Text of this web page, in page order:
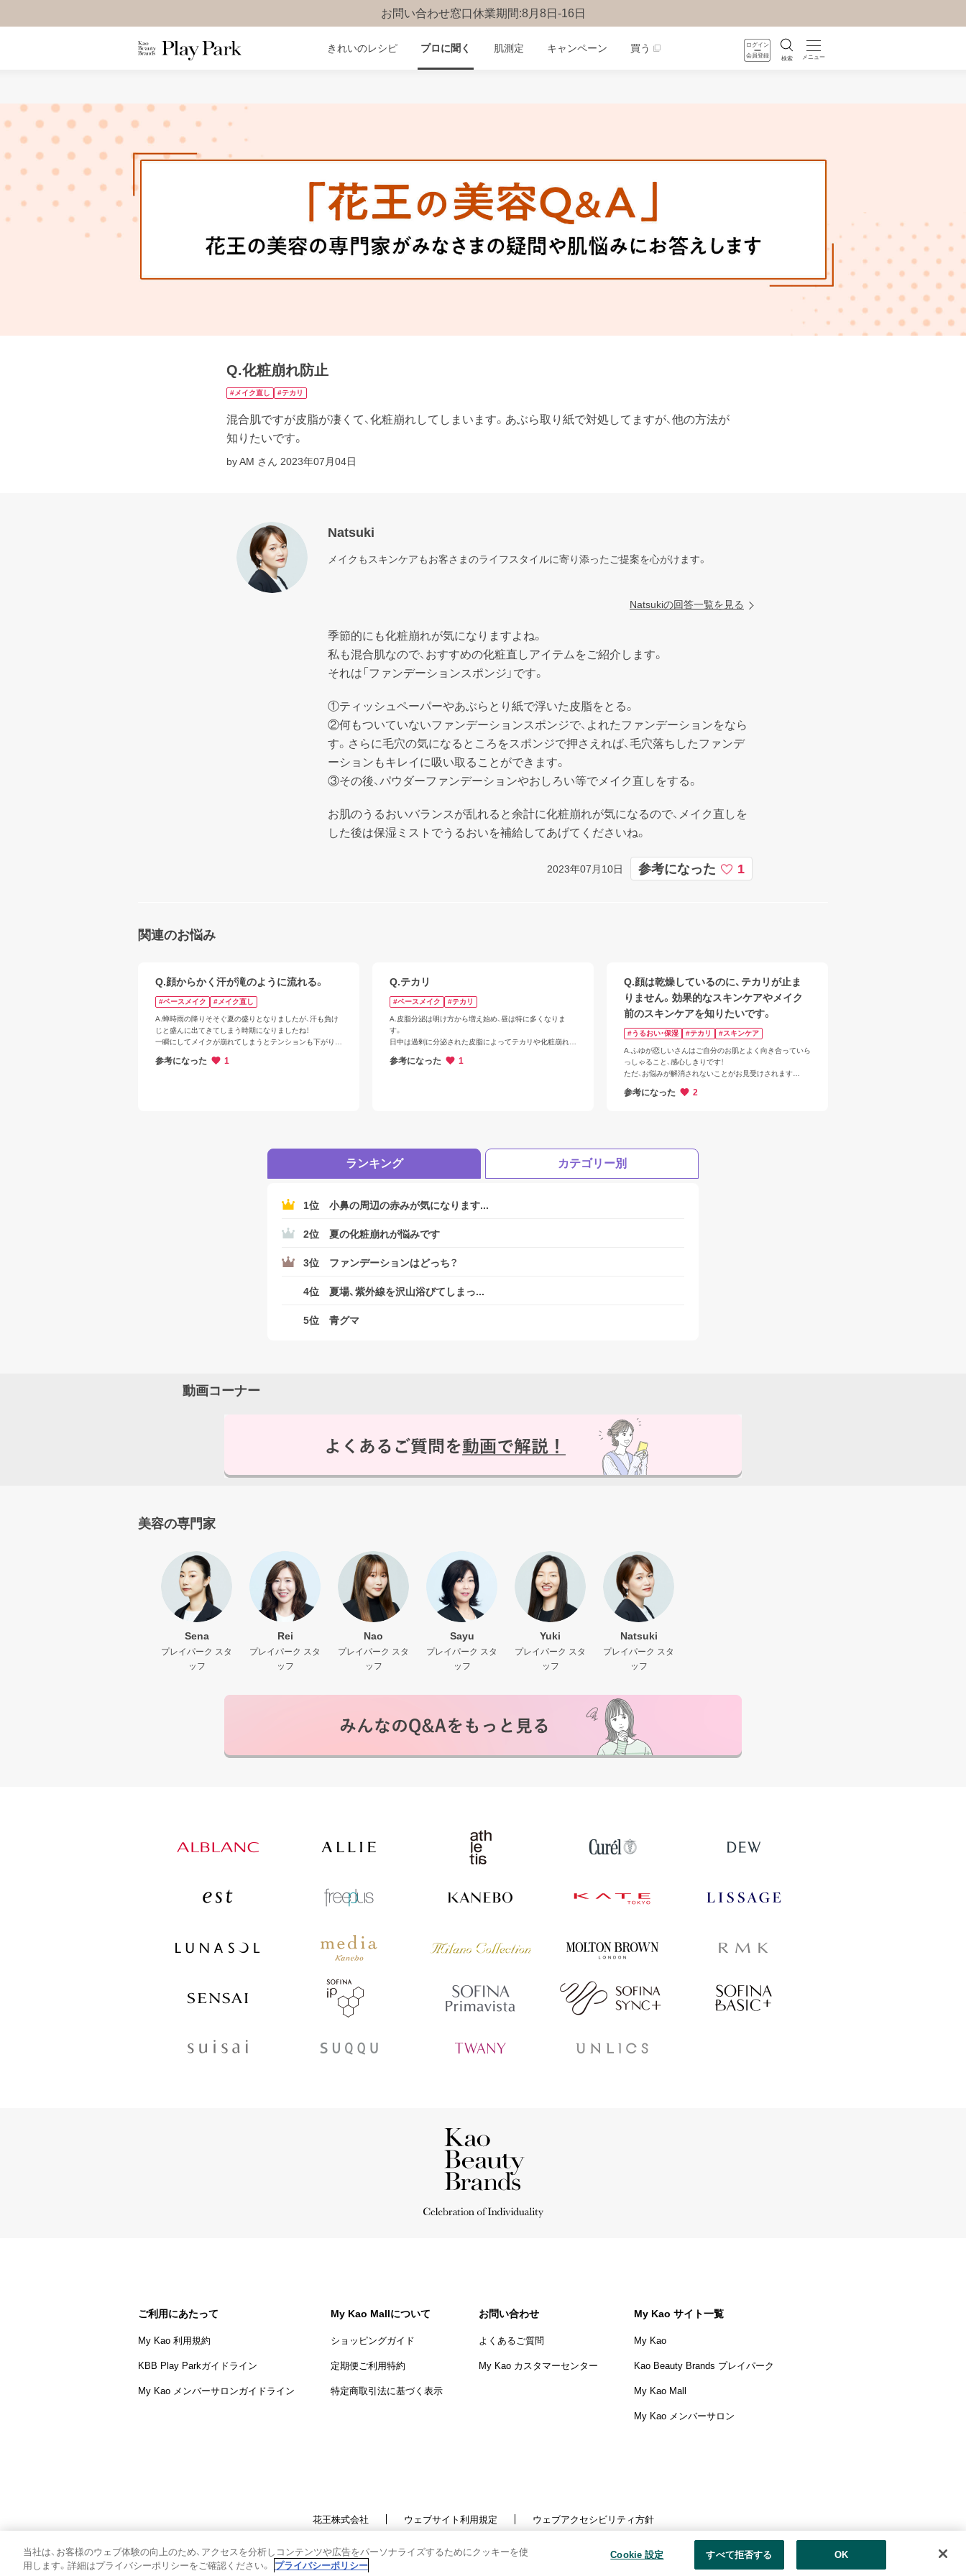
お問い合わせ窓口休業期間:8月8日-16日
ログイン
会員登録
検索 メニュー
きれいのレシピ プロに聞く 肌測定 キャンペーン 買う
ログアウトしますか？
はい
Q.化粧崩れ防止
#メイク直し #テカリ
混合肌ですが皮脂が凄くて、化粧崩れしてしまいます。あぶら取り紙で対処してますが、他の方法が
知りたいです。
by AM さん 2023年07月04日
Natsuki
メイクもスキンケアもお客さまのライフスタイルに寄り添ったご提案を心がけます。
Natsukiの回答一覧を見る
季節的にも化粧崩れが気になりますよね。
私も混合肌なので、おすすめの化粧直しアイテムをご紹介します。
それは「ファンデーションスポンジ」です。
①ティッシュペーパーやあぶらとり紙で浮いた皮脂をとる。
②何もついていないファンデーションスポンジで、よれたファンデーションをなら
す。さらに毛穴の気になるところをスポンジで押さえれば、毛穴落ちしたファンデ
ーションもキレイに吸い取ることができます。
③その後、パウダーファンデーションやおしろい等でメイク直しをする。
お肌のうるおいバランスが乱れると余計に化粧崩れが気になるので、メイク直しを
した後は保湿ミストでうるおいを補給してあげてくださいね。
2023年07月10日 参考になった 1
関連のお悩み
Q.顔からかく汗が滝のように流れる。
#ベースメイク #メイク直し
A.蝉時雨の降りそそぐ夏の盛りとなりましたが、汗も負け
じと盛んに出てきてしまう時期になりましたね！
一瞬にしてメイクが崩れてしまうとテンションも下がりま
朝からさらさら感が持続するベースメイクをご案内します
参考になった 1
Q.テカリ
#ベースメイク #テカリ
A.皮脂分泌は明け方から増え始め、昼は特に多くなりま
す。
日中は過剰に分泌された皮脂によってテカリや化粧崩れが
参考になった 1
Q.顔は乾燥しているのに、テカリが止ま
りません。効果的なスキンケアやメイク
前のスキンケアを知りたいです。
#うるおい・保湿 #テカリ #スキンケア
A.ふゆが恋しいさんはご自分のお肌とよく向き合っていら
っしゃること、感心しきりです！
ただ、お悩みが解消されないことがお見受けされます
改善されないとなりますと、今のお手入れがふゆが恋しい
参考になった 2
ランキング カテゴリー別
1位 小鼻の周辺の赤みが気になります...
2位 夏の化粧崩れが悩みです
3位 ファンデーションはどっち？
4位 夏場、紫外線を沢山浴びてしまっ...
5位 青グマ
動画コーナー
美容の専門家
Sena
プレイパーク スタ
ッフ
Rei
プレイパーク スタ
ッフ
Nao
プレイパーク スタ
ッフ
Sayu
プレイパーク スタ
ッフ
Yuki
プレイパーク スタ
ッフ
Natsuki
プレイパーク スタ
ッフ
悩みを投稿
ご利用にあたって
My Kao 利用規約
KBB Play Parkガイドライン
My Kao メンバーサロンガイドライン
My Kao Mallについて
ショッピングガイド
定期便ご利用特約
特定商取引法に基づく表示
お問い合わせ
よくあるご質問
My Kao カスタマーセンター
My Kao サイト一覧
My Kao
Kao Beauty Brands プレイパーク
My Kao Mall
My Kao メンバーサロン
花王株式会社 ウェブサイト利用規定
ウェブアクセシビリティ方針
Copyright © Kao Corporation. All rights reserved.
当社は、お客様のウェブ体験の向上のため、アクセスを分析しコンテンツや広告をパーソナライズするためにクッキーを使
用します。詳細はプライバシーポリシーをご確認ください。
プライバシーポリシー
Cookie 設定 すべて拒否する OK